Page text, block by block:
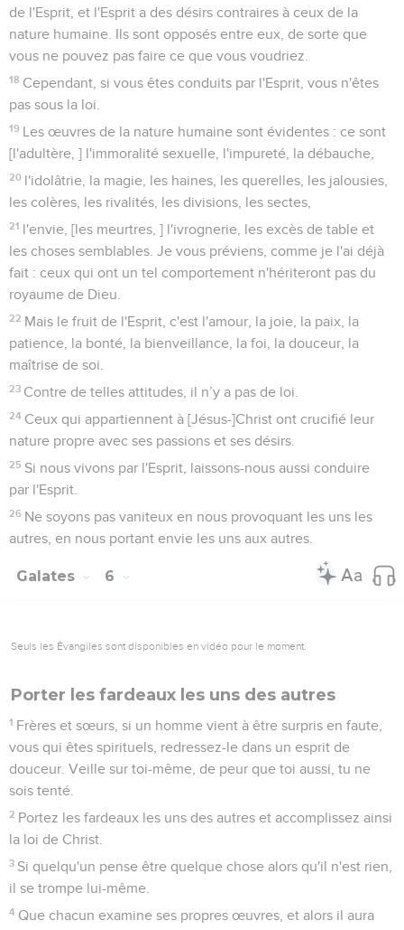
de l'Esprit, et l'Esprit a des désirs contraires à ceux de la
nature humaine. Ils sont opposés entre eux, de sorte que
vous ne pouvez pas faire ce que vous voudriez.
18 Cependant, si vous êtes conduits par l'Esprit, vous n'êtes
pas sous la loi.
19 Les œuvres de la nature humaine sont évidentes : ce sont
[l'adultère, ] l'immoralité sexuelle, l'impureté, la débauche,
20 l'idolâtrie, la magie, les haines, les querelles, les jalousies,
les colères, les rivalités, les divisions, les sectes,
21 l'envie, [les meurtres, ] l'ivrognerie, les excès de table et
les choses semblables. Je vous préviens, comme je l'ai déjà
fait : ceux qui ont un tel comportement n'hériteront pas du
royaume de Dieu.
22 Mais le fruit de l'Esprit, c'est l'amour, la joie, la paix, la
patience, la bonté, la bienveillance, la foi, la douceur, la
maîtrise de soi.
23 Contre de telles attitudes, il n’y a pas de loi.
24 Ceux qui appartiennent à [Jésus-]Christ ont crucifié leur
nature propre avec ses passions et ses désirs.
25 Si nous vivons par l'Esprit, laissons-nous aussi conduire
par l'Esprit.
26 Ne soyons pas vaniteux en nous provoquant les uns les
autres, en nous portant envie les uns aux autres.
Galates 6
Seuls les Évangiles sont disponibles en vidéo pour le moment.
Porter les fardeaux les uns des autres
1 Frères et sœurs, si un homme vient à être surpris en faute,
vous qui êtes spirituels, redressez-le dans un esprit de
douceur. Veille sur toi-même, de peur que toi aussi, tu ne
sois tenté.
2 Portez les fardeaux les uns des autres et accomplissez ainsi
la loi de Christ.
3 Si quelqu'un pense être quelque chose alors qu'il n'est rien,
il se trompe lui-même.
4 Que chacun examine ses propres œuvres, et alors il aura